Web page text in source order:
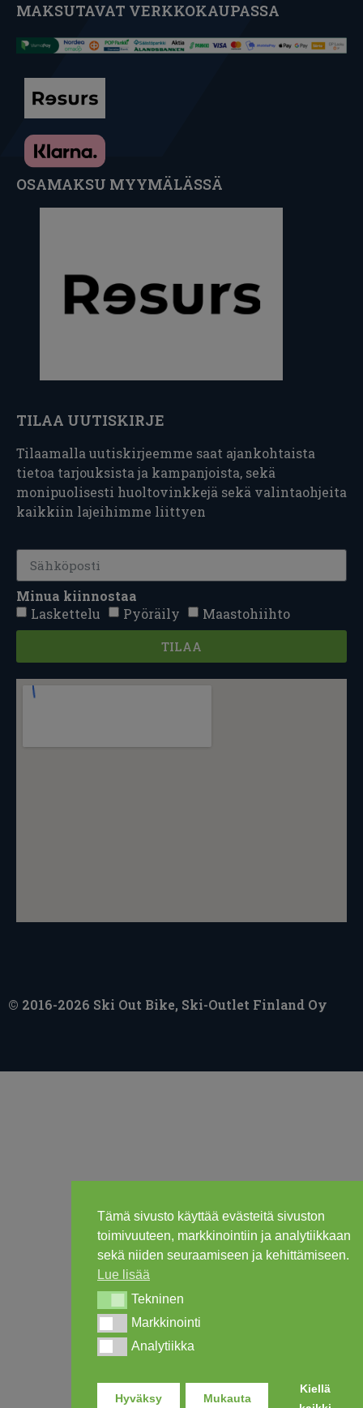
Tämä sivusto käyttää evästeitä sivuston
toimivuuteen, markkinointiin ja analytiikkaan
sekä niiden seuraamiseen ja kehittämiseen.
Lue lisää
TekninenTekninen
MarkkinointiMarkkinointi
AnalytiikkaAnalytiikka
Hyväksy Mukauta
Kiellä
MAKSUTAVAT VERKKOKAUPASSA
OSAMAKSU MYYMÄLÄSSÄ
TILAA UUTISKIRJE
Tilaamalla uutiskirjeemme saat ajankohtaista
tietoa tarjouksista ja kampanjoista, sekä
monipuolisesti huoltovinkkejä sekä valintaohjeita
kaikkiin lajeihimme liittyen
Minua kiinnostaa
Laskettelu
Pyöräily Maastohiihto
TILAA
© 2016-2026 Ski Out Bike, Ski-Outlet Finland Oy